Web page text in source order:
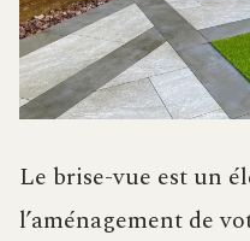
Le brise-vue est un
l’aménagement de